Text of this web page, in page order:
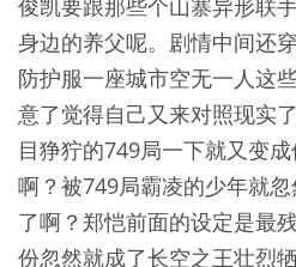
俊凯要跟那些个山寨异形联
身边的养父呢。剧情中间还
防护服一座城市空无一人这
意了觉得自己又来对照现实
目狰狞的749局一下就又变
啊？被749局霸凌的少年就
了啊？郑恺前面的设定是最
份忽然就成了长空之王壮烈